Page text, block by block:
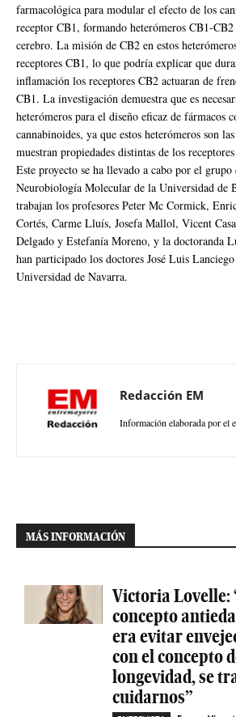
farmacológica para modular el efecto de los
receptor CB1, formando heterómeros CB1-CB2
cerebro. La misión de CB2 en estos
receptores CB1, lo que podría explicar que
inflamación los receptores CB2 actuaran de
CB1. La investigación demuestra que es
heterómeros para el diseño eficaz de fármacos
cannabinoides, ya que estos heterómeros son
muestran propiedades distintas de los
Este proyecto se ha llevado a cabo por el
Neurobiología Molecular de la Universidad de
trabajan los profesores Peter Mc Cormick,
Cortés, Carme Lluís, Josefa Mallol, Vicent
Delgado y Estefanía Moreno, y la doctoranda
han participado los doctores José Luis
Universidad de Navarra.
Redacción EM
Información elaborada por el
MÁS INFORMACIÓN
Victoria Lovelle:
concepto
era evitar
con el concepto
longevidad, se
cuidarnos”